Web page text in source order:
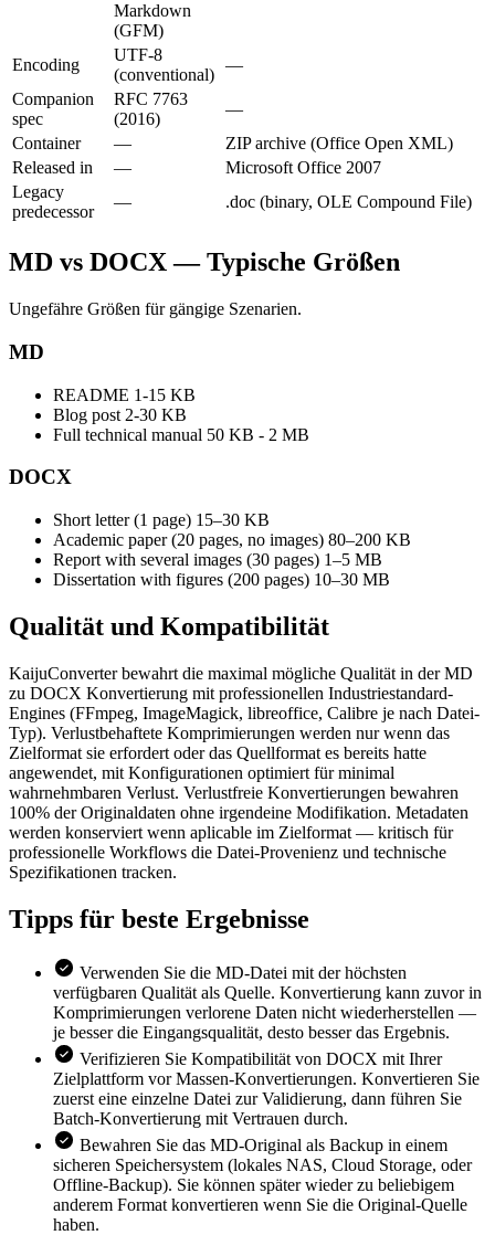
Markdown
(GFM)
Encoding
UTF-8
(conventional)
—
Companion
spec
RFC 7763
(2016)
—
Container
—
ZIP archive (Office Open XML)
Released in
—
Microsoft Office 2007
Legacy
predecessor
— .doc (binary, OLE Compound File)
MD vs DOCX — Typische Größen
Ungefähre Größen für gängige Szenarien.
MD
README 1-15 KB
Blog post 2-30 KB
Full technical manual 50 KB - 2 MB
DOCX
Short letter (1 page) 15–30 KB
Academic paper (20 pages, no images) 80–200 KB
Report with several images (30 pages) 1–5 MB
Dissertation with figures (200 pages) 10–30 MB
Qualität und Kompatibilität
KaijuConverter bewahrt die maximal mögliche Qualität in der MD
zu DOCX Konvertierung mit professionellen Industriestandard-
Engines (FFmpeg, ImageMagick, libreoffice, Calibre je nach Datei-
Typ). Verlustbehaftete Komprimierungen werden nur wenn das
Zielformat sie erfordert oder das Quellformat es bereits hatte
angewendet, mit Konfigurationen optimiert für minimal
wahrnehmbaren Verlust. Verlustfreie Konvertierungen bewahren
100% der Originaldaten ohne irgendeine Modifikation. Metadaten
werden konserviert wenn aplicable im Zielformat — kritisch für
professionelle Workflows die Datei-Provenienz und technische
Spezifikationen tracken.
Tipps für beste Ergebnisse
Verwenden Sie die MD-Datei mit der höchsten
verfügbaren Qualität als Quelle. Konvertierung kann zuvor in
Komprimierungen verlorene Daten nicht wiederherstellen —
je besser die Eingangsqualität, desto besser das Ergebnis.
Verifizieren Sie Kompatibilität von DOCX mit Ihrer
Zielplattform vor Massen-Konvertierungen. Konvertieren Sie
zuerst eine einzelne Datei zur Validierung, dann führen Sie
Batch-Konvertierung mit Vertrauen durch.
Bewahren Sie das MD-Original als Backup in einem
sicheren Speichersystem (lokales NAS, Cloud Storage, oder
Offline-Backup). Sie können später wieder zu beliebigem
anderem Format konvertieren wenn Sie die Original-Quelle
haben.